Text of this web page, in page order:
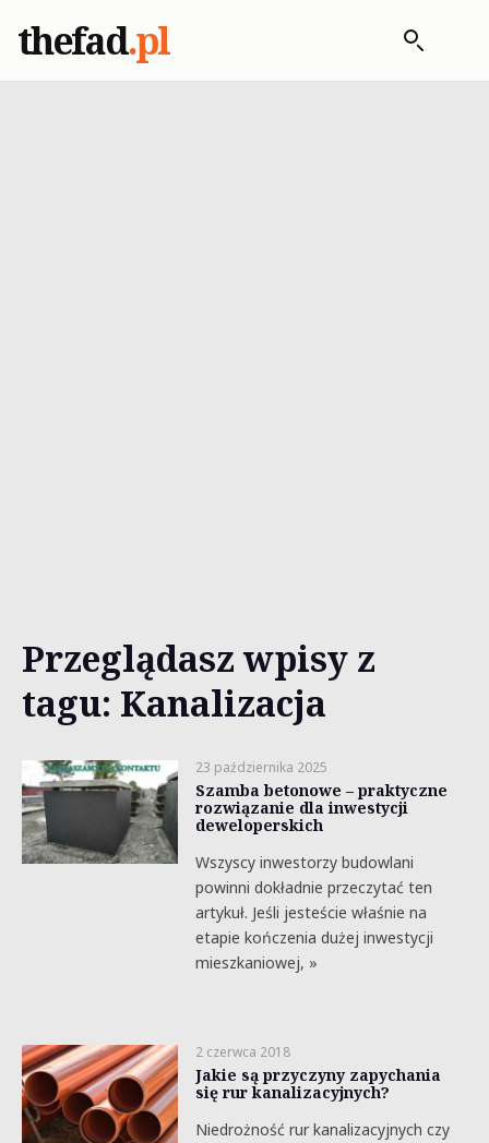
thefad.pl
Przeglądasz wpisy z
tagu: Kanalizacja
23 października 2025
Szamba betonowe – praktyczne
rozwiązanie dla inwestycji
deweloperskich
Wszyscy inwestorzy budowlani
powinni dokładnie przeczytać ten
artykuł. Jeśli jesteście właśnie na
etapie kończenia dużej inwestycji
mieszkaniowej, »
2 czerwca 2018
Jakie są przyczyny zapychania
się rur kanalizacyjnych?
Niedrożność rur kanalizacyjnych czy